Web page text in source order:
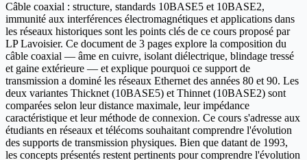
Câble coaxial : structure, standards 10BASE5 et 10BASE2,
immunité aux interférences électromagnétiques et applications dans
les réseaux historiques sont les points clés de ce cours proposé par
LP Lavoisier. Ce document de 3 pages explore la composition du
câble coaxial — âme en cuivre, isolant diélectrique, blindage tressé
et gaine extérieure — et explique pourquoi ce support de
transmission a dominé les réseaux Ethernet des années 80 et 90. Les
deux variantes Thicknet (10BASE5) et Thinnet (10BASE2) sont
comparées selon leur distance maximale, leur impédance
caractéristique et leur méthode de connexion. Ce cours s'adresse aux
étudiants en réseaux et télécoms souhaitant comprendre l'évolution
des supports de transmission physiques. Bien que datant de 1993,
les concepts présentés restent pertinents pour comprendre l'évolution